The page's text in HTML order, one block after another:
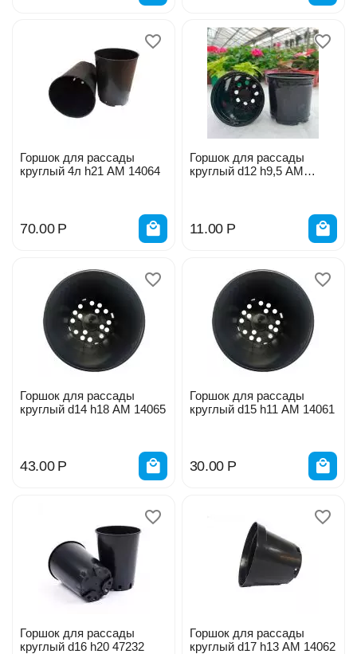
Горшок для рассады
круглый 4л h21 АМ 14064
70.00 Р
Горшок для рассады
круглый d12 h9,5 AM
11.00 Р
Горшок для рассады
круглый d14 h18 АМ 14065
43.00 Р
Горшок для рассады
круглый d15 h11 АМ 14061
30.00 Р
Горшок для рассады
круглый d16 h20 47232
Горшок для рассады
круглый d17 h13 АМ 14062